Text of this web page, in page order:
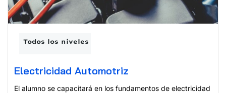
Todos los niveles
Electricidad Automotriz
El alumno se capacitará en los fundamentos de electricidad